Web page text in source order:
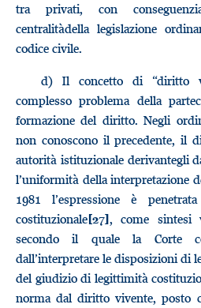
tra privati, con
centralitàdella legislazione
codice civile.
d) Il concetto di “diritto
complesso problema della
formazione del diritto. Negli
non conoscono il precedente, il
autorità istituzionale derivantegli
l’uniformità della interpretazione
1981 l’espressione è
costituzionale[27], come sintesi
secondo il quale la Corte
dall’interpretare le disposizioni di
del giudizio di legittimità
norma dal diritto vivente, posto